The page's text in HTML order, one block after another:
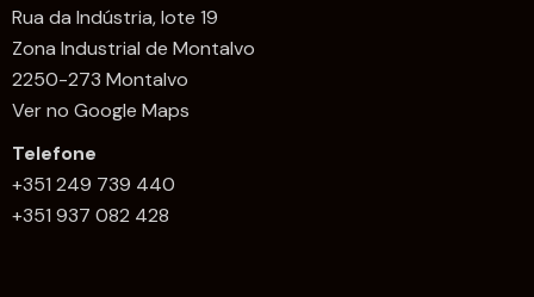
Rua da Indústria, lote 19
Zona Industrial de Montalvo
2250-273 Montalvo
Ver no Google Maps
Telefone
+351 249 739 440
+351 937 082 428